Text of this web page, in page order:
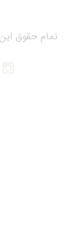
تمام حقوق